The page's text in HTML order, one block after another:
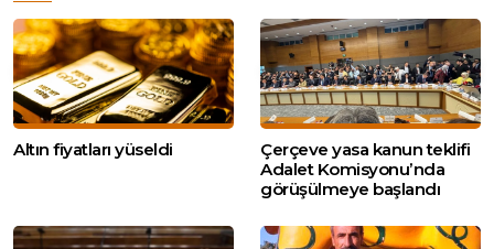
Altın fiyatları yüseldi
Çerçeve yasa kanun teklifi
Adalet Komisyonu’nda
görüşülmeye başlandı